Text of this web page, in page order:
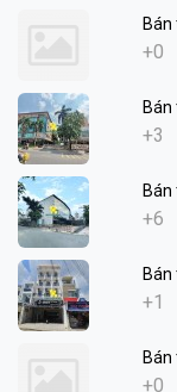
+0
+3
+6
+1
+0